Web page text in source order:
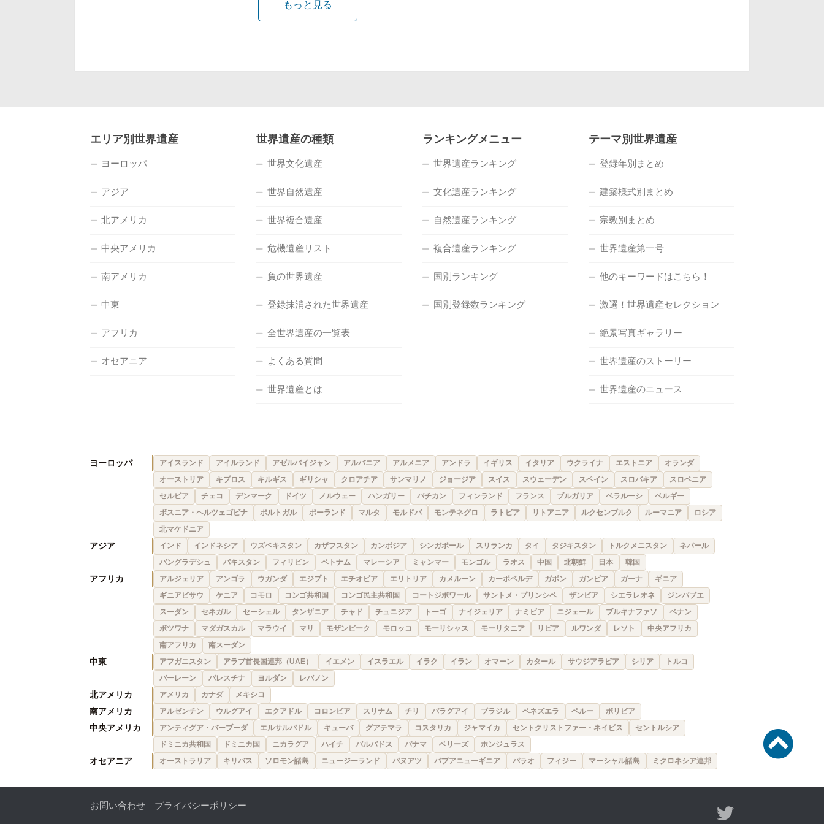
もっと見る
エリア別世界遺産
ヨーロッパ
アジア
北アメリカ
中央アメリカ
南アメリカ
中東
アフリカ
オセアニア
世界遺産の種類
世界文化遺産
世界自然遺産
世界複合遺産
危機遺産リスト
負の世界遺産
登録抹消された世界遺産
全世界遺産の一覧表
よくある質問
世界遺産とは
ランキングメニュー
世界遺産ランキング
文化遺産ランキング
自然遺産ランキング
複合遺産ランキング
国別ランキング
国別登録数ランキング
テーマ別世界遺産
登録年別まとめ
建築様式別まとめ
宗教別まとめ
世界遺産第一号
他のキーワードはこちら！
激選！世界遺産セレクション
絶景写真ギャラリー
世界遺産のストーリー
世界遺産のニュース
ヨーロッパ アイスランド アイルランド アゼルバイジャン アルバニア アルメニア アンドラ イギリス イタリア ウクライナ エストニア
オランダ
オーストリア
キプロス キルギス ギリシャ クロアチア サンマリノ ジョージア スイス スウェーデン スペイン スロバキア
スロベニア
セルビア
チェコ デンマーク ドイツ ノルウェー ハンガリー バチカン フィンランド フランス ブルガリア ベラルーシ
ベルギー
ボスニア・ヘルツェゴビナ
ポルトガル ポーランド マルタ モルドバ モンテネグロ ラトビア リトアニア ルクセンブルク ルーマニア
ロシア
北マケドニア
アジア インド インドネシア ウズベキスタン カザフスタン カンボジア シンガポール スリランカ タイ タジキスタン トルクメニスタン
ネパール
バングラデシュ
パキスタン フィリピン ベトナム マレーシア ミャンマー モンゴル ラオス 中国 北朝鮮 日本 韓国
アフリカ アルジェリア アンゴラ ウガンダ エジプト エチオピア エリトリア カメルーン カーボベルデ ガボン ガンビア ガーナ
ギニア
ギニアビサウ
ケニア コモロ コンゴ共和国 コンゴ民主共和国 コートジボワール サントメ・プリンシペ ザンビア シエラレオネ
ジンバブエ
スーダン
セネガル セーシェル タンザニア チャド チュニジア トーゴ ナイジェリア ナミビア ニジェール ブルキナファソ
ベナン
ボツワナ
マダガスカル マラウイ マリ モザンビーク モロッコ モーリシャス モーリタニア リビア ルワンダ レソト
中央アフリカ
南アフリカ
南スーダン
中東 アフガニスタン アラブ首長国連邦（UAE） イエメン イスラエル イラク イラン オマーン カタール サウジアラビア シリア
トルコ
バーレーン
パレスチナ ヨルダン レバノン
北アメリカ アメリカ カナダ メキシコ
南アメリカ アルゼンチン ウルグアイ エクアドル コロンビア スリナム チリ パラグアイ ブラジル ベネズエラ ペルー ボリビア
中央アメリカ アンティグア・バーブーダ エルサルバドル キューバ グアテマラ コスタリカ ジャマイカ セントクリストファー・ネイビス
セントルシア
ドミニカ共和国
ドミニカ国 ニカラグア ハイチ バルバドス パナマ ベリーズ ホンジュラス
オセアニア オーストラリア キリバス ソロモン諸島 ニュージーランド バヌアツ パプアニューギニア パラオ フィジー マーシャル諸島 ミクロネシア連邦
お問い合わせ ｜ プライバシーポリシー